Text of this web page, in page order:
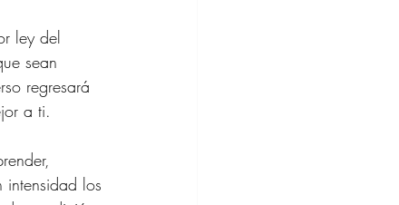
ley del
sean
regresará
a ti.
intensidad los